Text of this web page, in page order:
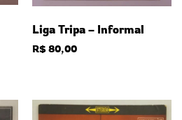
Liga Tripa – Informal
R$80,00